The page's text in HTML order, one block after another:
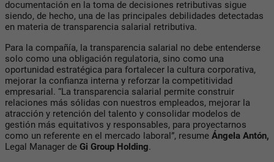
documentación en la toma de decisiones retributivas sigue
siendo, de hecho, una de las principales debilidades detectadas
en materia de transparencia salarial retributiva.
Para la compañía, la transparencia salarial no debe entenderse
solo como una obligación regulatoria, sino como una
oportunidad estratégica para fortalecer la cultura corporativa,
mejorar la confianza interna y reforzar la competitividad
empresarial. “La transparencia salarial permite construir
relaciones más sólidas con nuestros empleados, mejorar la
atracción y retención del talento y consolidar modelos de
gestión más equitativos y responsables, para proyectarnos
como un referente en el mercado laboral”, resume Ángela Antón,
Legal Manager de Gi Group Holding.